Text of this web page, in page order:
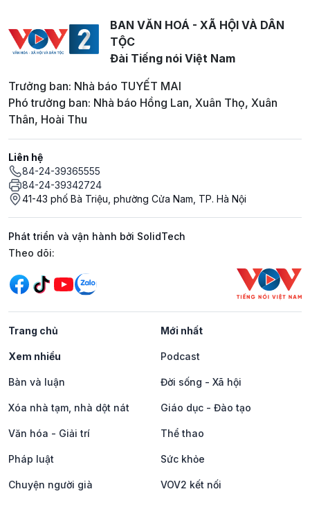
BAN VĂN HOÁ - XÃ HỘI VÀ DÂN
TỘC
Đài Tiếng nói Việt Nam
Trưởng ban: Nhà báo TUYẾT MAI
Phó trưởng ban: Nhà báo Hồng Lan, Xuân Thọ, Xuân
Thân, Hoài Thu
Liên hệ
84-24-39365555
84-24-39342724
41-43 phố Bà Triệu, phường Cửa Nam, TP. Hà Nội
Phát triển và vận hành bởi SolidTech
Mạng xã hội
Theo dõi:
Trang chủ Mới nhất
Xem nhiều Podcast
Bàn và luận Đời sống - Xã hội
Xóa nhà tạm, nhà dột nát Giáo dục - Đào tạo
Văn hóa - Giải trí Thể thao
Pháp luật Sức khỏe
Chuyện người già VOV2 kết nối